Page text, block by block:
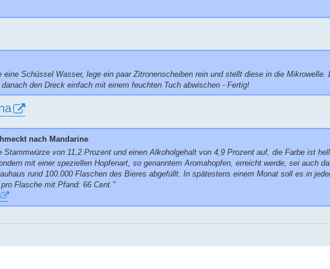
eine Schüssel Wasser, lege ein paar Zitronenscheiben rein und stellt diese in die Mikrowelle.
den Dreck einfach mit einem feuchten Tuch abwischen - Fertig!
nach Mandarine
von 11,2 Prozent und einen Alkoholgehalt von 4,9 Prozent auf, die Farbe ist
mit einer speziellen Hopfenart, so genanntem Aromahopfen, erreicht werde, sei auch
rund 100.000 Flaschen des Bieres abgefüllt. In spätestens einem Monat soll es in
Flasche mit Pfand: 66 Cent."